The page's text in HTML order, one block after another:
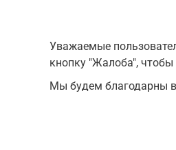
Уважаемые
кнопку "Жалоба",
Мы будем благодарны